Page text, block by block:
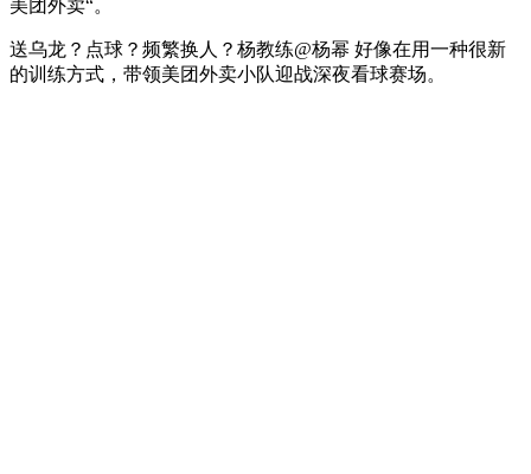
美团外卖“。
送乌龙？点球？频繁换人？杨教练@杨幂 好像在用一种很新
的训练方式，带领美团外卖小队迎战深夜看球赛场。